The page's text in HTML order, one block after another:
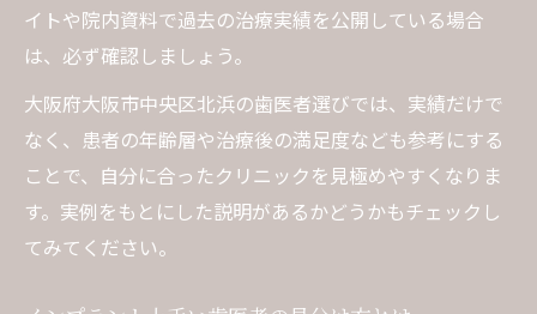
イトや院内資料で過去の治療実績を公開している場合
は、必ず確認しましょう。
大阪府大阪市中央区北浜の歯医者選びでは、実績だけで
なく、患者の年齢層や治療後の満足度なども参考にする
ことで、自分に合ったクリニックを見極めやすくなりま
す。実例をもとにした説明があるかどうかもチェックし
てみてください。